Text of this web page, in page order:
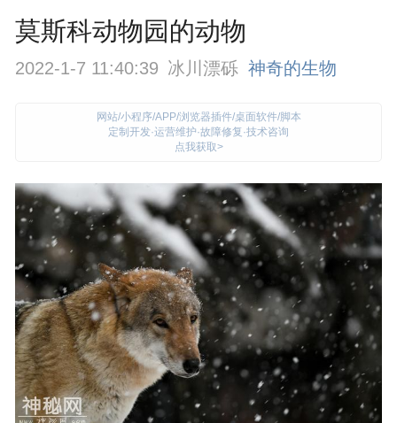
莫斯科动物园的动物
2022-1-7 11:40:39 冰川漂砾 神奇的生物
网站/小程序/APP/浏览器插件/桌面软件/脚本
定制开发·运营维护·故障修复·技术咨询
点我获取>